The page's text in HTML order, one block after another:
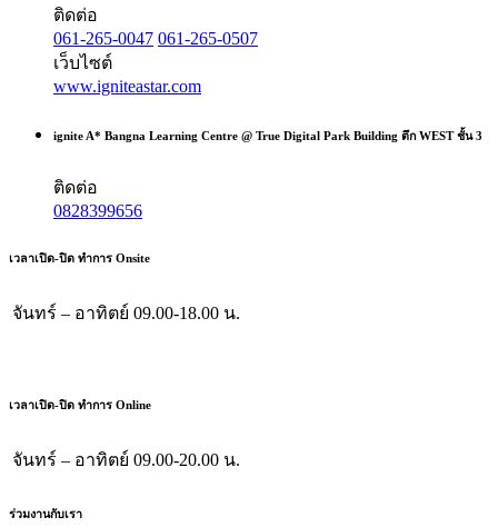
ติดต่อ
061-265-0047 061-265-0507
เว็บไซต์
www.igniteastar.com
ignite A* Bangna Learning Centre @ True Digital Park Building ตึก WEST ชั้น 3
ติดต่อ
0828399656
เวลาเปิด-ปิด ทำการ Onsite
จันทร์ – อาทิตย์ 09.00-18.00 น.
เวลาเปิด-ปิด ทำการ Online
จันทร์ – อาทิตย์ 09.00-20.00 น.
ร่วมงานกับเรา